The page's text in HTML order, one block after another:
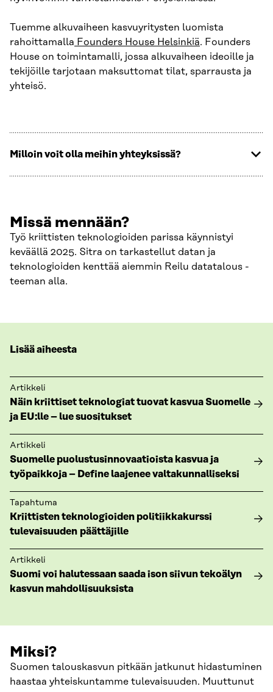
Tuemme alkuvaiheen kasvuyritysten luomista
rahoittamalla Founders House Helsinkiä. Founders
House on toimintamalli, jossa alkuvaiheen ideoille ja
tekijöille tarjotaan maksuttomat tilat, sparrausta ja
yhteisö.
Milloin voit olla meihin yhteyksissä?
Missä mennään?
Työ kriittisten teknologioiden parissa käynnistyi
keväällä 2025. Sitra on tarkastellut datan ja
teknologioiden kenttää aiemmin Reilu datatalous -
teeman alla.
Lisää aiheesta
Artikkeli
Näin kriittiset teknologiat tuovat kasvua Suomelle
ja EU:lle – lue suositukset
Artikkeli
Suomelle puolustusinnovaatioista kasvua ja
työpaikkoja – Define laajenee valtakunnalliseksi
Tapahtuma
Kriittisten teknologioiden politiikkakurssi
tulevaisuuden päättäjille
Artikkeli
Suomi voi halutessaan saada ison siivun tekoälyn
kasvun mahdollisuuksista
Miksi?
Suomen talouskasvun pitkään jatkunut hidastuminen
haastaa yhteiskuntamme tulevaisuuden. Muuttunut